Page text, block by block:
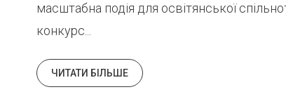
масштабна подія для освітянської
конкурс...
ЧИТАТИ БІЛЬШЕ